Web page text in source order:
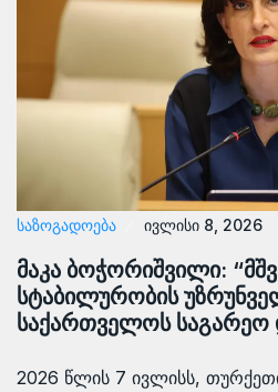
ᲡᲐᲖᲝᲒᲐᲓᲝᲔᲑᲐ ივლისი 8, 2026
მაკა ბოჭორიშვილი:
სტაბილურობის
საქართველოს
2026 წლის 7 ივლისს,